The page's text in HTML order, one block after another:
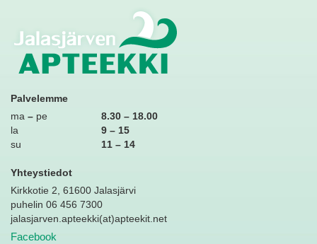
apteekki
Palvelemme
ma– pe
8.30 – 18.00
la
9 – 15
su
11 – 14
Yhteystiedot
Kirkkotie 2, 61600 Jalasjärvi
puhelin 06 456 7300
jalasjarven.apteekki(at)apteekit.net
Facebook